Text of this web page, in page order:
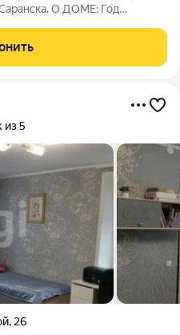
О ДОМЕ: Год
ремонт,
покрытие
из 5
, 26